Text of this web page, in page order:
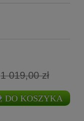
1 019,00 zł
DO KOSZYKA